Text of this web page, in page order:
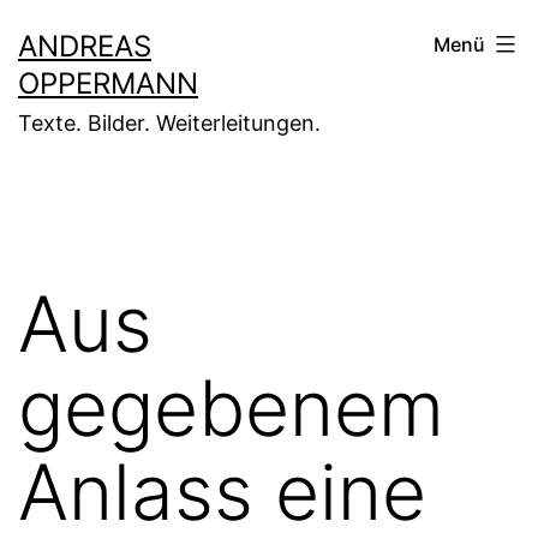
Inhalt
springen
ANDREAS
OPPERMANN
Texte. Bilder. Weiterleitungen.
Menü
Aus
gegebenem
Anlass eine